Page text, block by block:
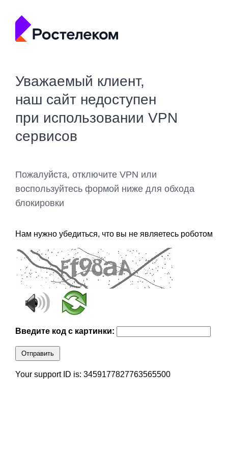
Уважаемый клиент,
наш сайт недоступен
при использовании VPN
сервисов
Пожалуйста, отключите VPN или
воспользуйтесь формой ниже для обхода
блокировки
Нам нужно убедиться, что вы не являетесь роботом
Введите код с картинки:
Отправить
Your support ID is: 3459177827763565500